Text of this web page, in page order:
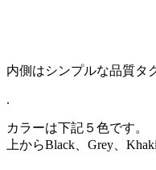
内側はシンプルな品質タ
.
カラーは下記５色です。
上からBlack、Grey、